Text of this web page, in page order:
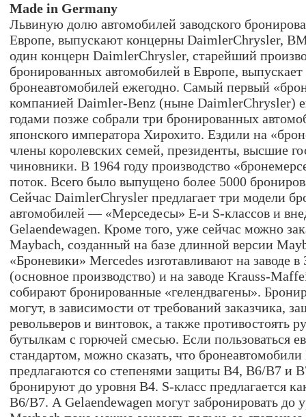
Made in Germany
Львиную долю автомобилей заводского
Европе, выпускают концерны DaimlerChrysler,
один концерн DaimlerChrysler, старейший
бронированных автомобилей в Европе, выпускает
бронеавтомобилей ежегодно. Самый первый
компанией Daimler-Benz (ныне DaimlerChrysler)
годами позже собрали три бронированных
японского императора Хирохито. Ездили на
члены королевских семей, президенты, высшие
чиновники. В 1964 году производство
поток. Всего было выпущено более 5000
Сейчас DaimlerChrysler предлагает три модели
автомобилей — «Мерседесы» E-и S-классов и
Gelaendewagen. Кроме того, уже сейчас можно
Maybach, созданный на базе длинной версии
«Броневики» Mercedes изготавливают на заводе
(основное производство) и на заводе Krauss-
собирают бронированные «гелендвагены».
могут, в зависимости от требований заказчика,
револьверов и винтовок, а также противостоять
бутылкам с горючей смесью. Если пользоваться
стандартом, можно сказать, что бронеавтомобили
предлагаются со степенями защиты B4, B6/B7 и
бронируют до уровня B4. S-класс предлагается
B6/B7. А Gelaendewagen могут забронировать до